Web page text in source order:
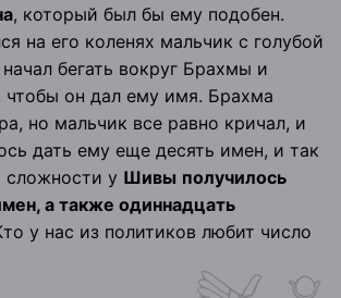
, который был бы ему подобен.
на его коленях мальчик с голубой
бегать вокруг Брахмы и
чтобы он дал ему имя. Брахма
но мальчик все равно кричал, и
дать ему еще десять имен, и так
сложности у Шивы получилось
а также одиннадцать
у нас из политиков любит число